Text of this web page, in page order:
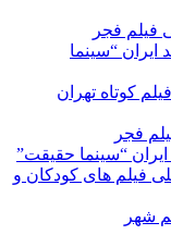
فیلم فجر
“سینما
کوتاه تهران
فجر
“سینما حقیقت”
فیلم های کودکان و
شهر